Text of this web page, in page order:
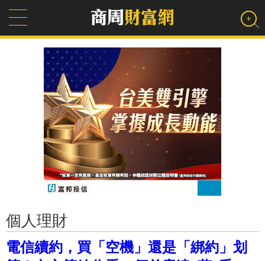
個人理財
電信續約，買「空機」還是「綁約」划